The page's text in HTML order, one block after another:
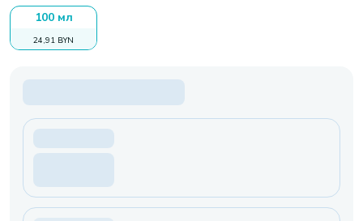
100 мл
24,91 BYN